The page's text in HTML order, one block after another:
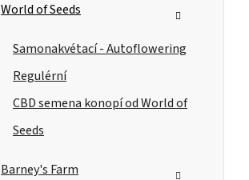
World of Seeds
Samonakvétací - Autoflowering
Regulérní
CBD semena konopí od World of
Seeds
Barney's Farm